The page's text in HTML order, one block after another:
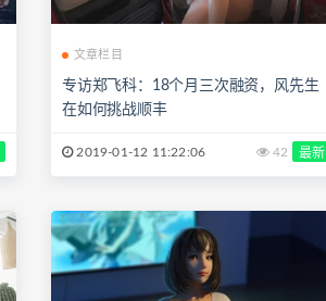
文章栏目
专访郑飞科：18个月三次融资，风先生
在如何挑战顺丰
2019-01-12 11:22:06 42 最新